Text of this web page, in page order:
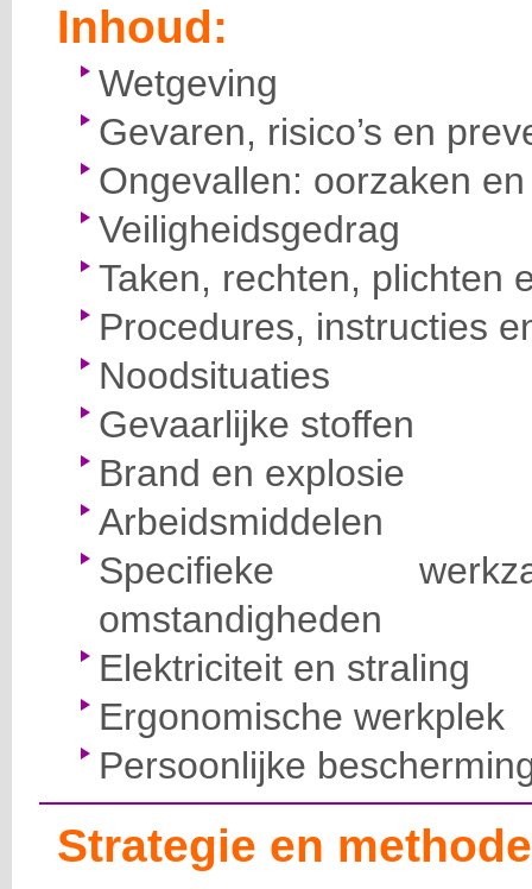
Inhoud:
Wetgeving
Gevaren, risico’s en
Ongevallen: oorzaken
Veiligheidsgedrag
Taken, rechten, plichten
Procedures, instructies
Noodsituaties
Gevaarlijke stoffen
Brand en explosie
Arbeidsmiddelen
Specifieke
omstandigheden
Elektriciteit en straling
Ergonomische werkplek
Persoonlijke
Strategie en